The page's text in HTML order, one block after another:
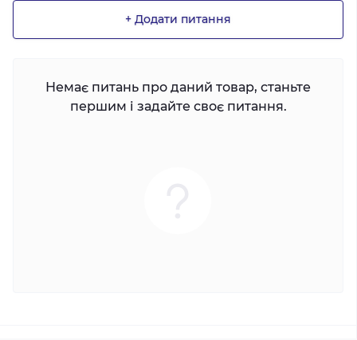
+ Додати питання
Немає питань про даний товар, станьте
першим і задайте своє питання.